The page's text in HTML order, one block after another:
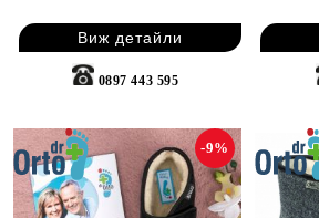
Виж детайли
0897 443 595
-9%